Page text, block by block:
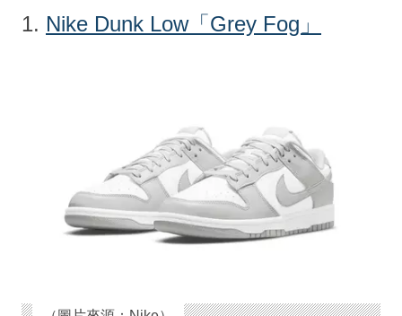
1. Nike Dunk Low「Grey Fog」